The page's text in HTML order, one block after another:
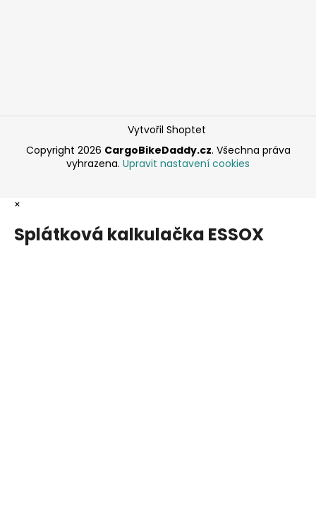
Vytvořil Shoptet
Copyright 2026 CargoBikeDaddy.cz. Všechna práva
vyhrazena. Upravit nastavení cookies
×
Splátková kalkulačka ESSOX